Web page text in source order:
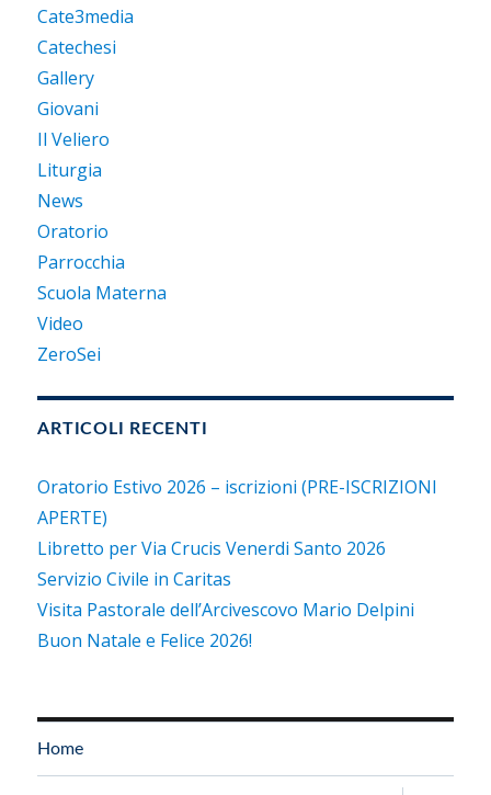
Cate3media
Catechesi
Gallery
Giovani
Il Veliero
Liturgia
News
Oratorio
Parrocchia
Scuola Materna
Video
ZeroSei
ARTICOLI RECENTI
Oratorio Estivo 2026 – iscrizioni (PRE-ISCRIZIONI
APERTE)
Libretto per Via Crucis Venerdi Santo 2026
Servizio Civile in Caritas
Visita Pastorale dell’Arcivescovo Mario Delpini
Buon Natale e Felice 2026!
Home